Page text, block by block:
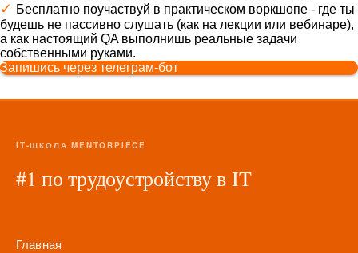
✓ Бесплатно поучаствуй в практическом воркшопе - где ты
будешь не пассивно слушать (как на лекции или вебинаре),
а как настоящий QA выполнишь реальные задачи
собственными руками.
Запишись через телеграм-бот
IT-ШКОЛА MENTORPIECE
#1 по трудоустройству в IT
Главная